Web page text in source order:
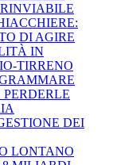
DI AGIRE
IN
TIRRENO
DEI
LONTANO